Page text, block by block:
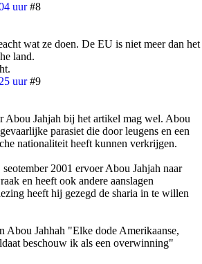
uur #8
wat ze doen. De EU is niet meer dan het
land.
uur #9
Abou Jahjah bij het artikel mag wel. Abou
parasiet die door leugens en een
nationaliteit heeft kunnen verkrijgen.
2001 ervoer Abou Jahjah naar
en heeft ook andere aanslagen
heeft hij gezegd de sharia in te willen
Abou Jahhah "Elke dode Amerikaanse,
beschouw ik als een overwinning"